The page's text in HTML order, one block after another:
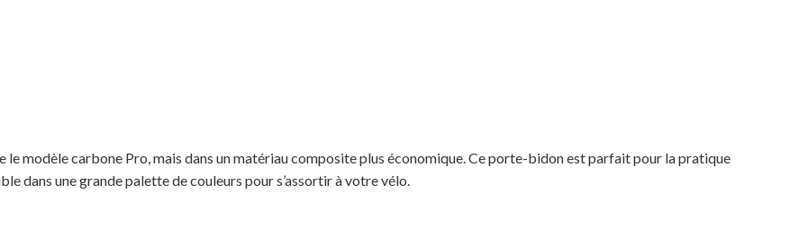
modèle carbone Pro, mais dans un matériau composite plus économique. Ce porte-bidon est parfait pour la pratique
dans une grande palette de couleurs pour s’assortir à votre vélo.